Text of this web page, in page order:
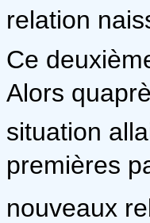
relation
Ce
Alors
situation
premières
nouveaux